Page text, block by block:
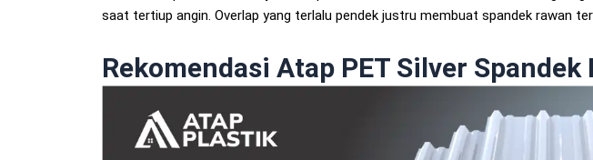
saat tertiup angin. Overlap yang terlalu pendek justru membuat spandek rawan
Rekomendasi Atap PET Silver